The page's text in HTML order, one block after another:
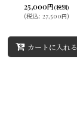
25,000円 (税別)
(税込: 27,500円)
カートに入れる